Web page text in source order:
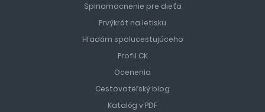
Splnomocnenie pre dieťa
Prvýkrát na letisku
Hľadám spolucestujúceho
Profil CK
Ocenenia
Cestovateľský blog
Katalóg v PDF